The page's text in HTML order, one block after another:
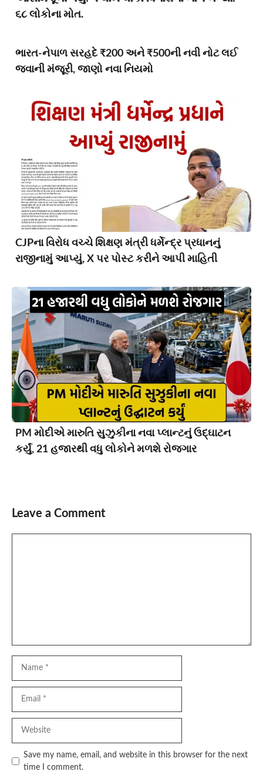
૬૮ લોકોના મોત.
ભારત-નેપાળ સરહદે ₹200 અને ₹500ની નવી નોટ લઈ
જવાની મંજૂરી, જાણો નવા નિયમો
CJPના વિરોધ વચ્ચે શિક્ષણ મંત્રી ધર્મેન્દ્ર પ્રધાનનું
રાજીનામું આપ્યું, X પર પોસ્ટ કરીને આપી માહિતી
PM મોદીએ મારુતિ સુઝુકીના નવા પ્લાન્ટનું ઉદ્ઘાટન
કર્યું, 21 હજારથી વધુ લોકોને મળશે રોજગાર
Leave a Comment
Save my name, email, and website in this browser for the next
time I comment.